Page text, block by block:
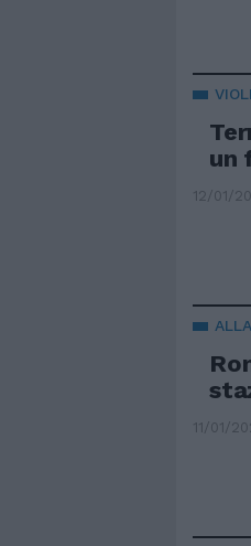
un
12/01/
11/01/